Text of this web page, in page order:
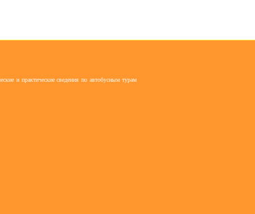
и практические сведения по автобусным турам